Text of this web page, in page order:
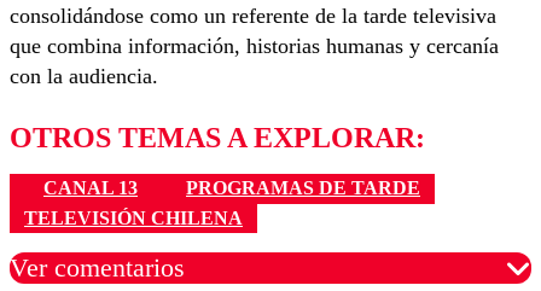
consolidándose como un referente de la tarde televisiva
que combina información, historias humanas y cercanía
con la audiencia.
OTROS TEMAS A EXPLORAR:
CANAL 13
PROGRAMAS DE TARDE
TELEVISIÓN CHILENA
Ver comentarios